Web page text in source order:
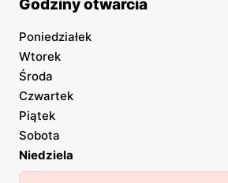
Godziny otwarcia
Poniedziałek
Wtorek
Środa
Czwartek
Piątek
Sobota
Niedziela